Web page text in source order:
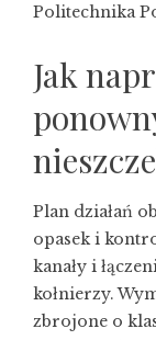
Politechnika
Jak
Plan działań
opasek i
kanały i
kołnierzy.
zbrojone o